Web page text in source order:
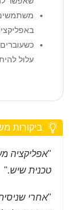
משתמשים
עלול
ביקורות
"אפליקציה
טכנית שיש."
"